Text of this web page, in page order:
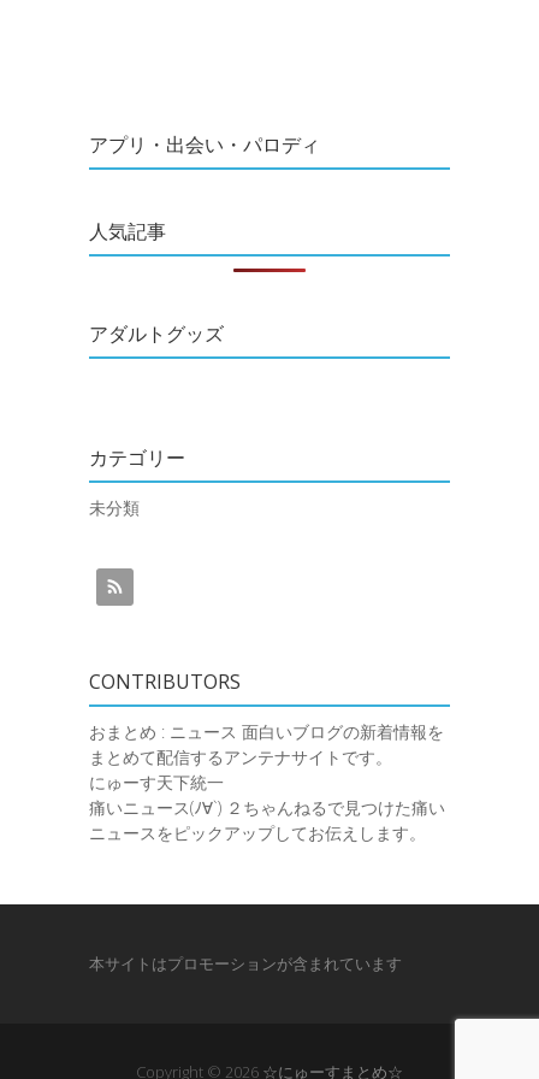
アプリ・出会い・パロディ
人気記事
アダルトグッズ
カテゴリー
未分類
CONTRIBUTORS
おまとめ : ニュース 面白いブログの新着情報を
まとめて配信するアンテナサイトです。
にゅーす天下統一
痛いニュース(ﾉ∀`) ２ちゃんねるで見つけた痛い
ニュースをピックアップしてお伝えします。
本サイトはプロモーションが含まれています
Copyright © 2026 ☆にゅーすまとめ☆